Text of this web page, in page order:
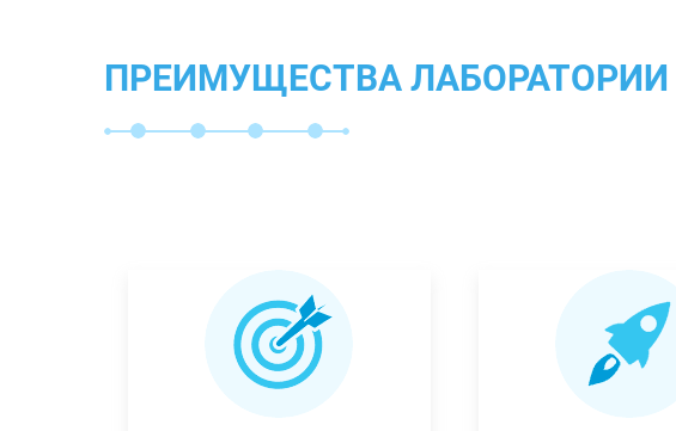
ПРЕИМУЩЕСТВА ЛАБОРАТОРИИ